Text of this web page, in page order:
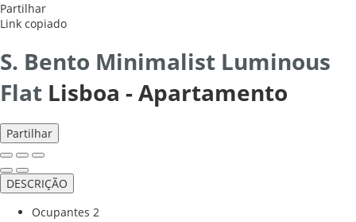
Partilhar
Link copiado
S. Bento Minimalist Luminous
Flat Lisboa -Apartamento
Partilhar
DESCRIÇÃO
Ocupantes 2